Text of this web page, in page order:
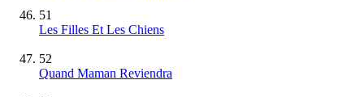
51
Les Filles Et Les Chiens
52
Quand Maman Reviendra